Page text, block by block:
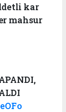
kar
mahsur